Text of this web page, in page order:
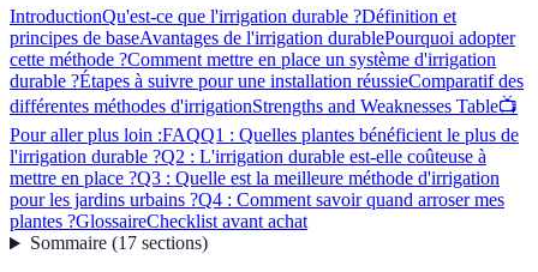
IntroductionQu'est-ce que l'irrigation durable ?Définition et
principes de baseAvantages de l'irrigation durablePourquoi adopter
cette méthode ?Comment mettre en place un système d'irrigation
durable ?Étapes à suivre pour une installation réussieComparatif des
différentes méthodes d'irrigationStrengths and Weaknesses Table📺
Pour aller plus loin :FAQQ1 : Quelles plantes bénéficient le plus de
l'irrigation durable ?Q2 : L'irrigation durable est-elle coûteuse à
mettre en place ?Q3 : Quelle est la meilleure méthode d'irrigation
pour les jardins urbains ?Q4 : Comment savoir quand arroser mes
plantes ?GlossaireChecklist avant achat
Sommaire(17 sections)